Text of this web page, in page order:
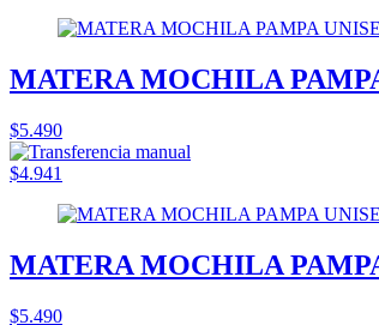
MATERA MOCHILA
$5.490
$4.941
MATERA MOCHILA
$5.490